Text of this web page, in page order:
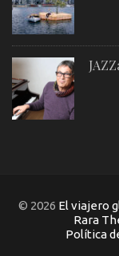
© 2026 El viajero
Rara
Política